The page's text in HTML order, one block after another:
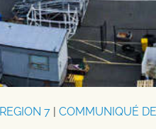
REGION 7 COMMUNIQUÉ